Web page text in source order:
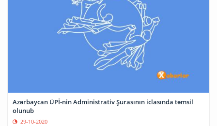
Azərbaycan ÜPİ-nin Administrativ Şurasının iclasında təmsil
olunub
29-10-2020